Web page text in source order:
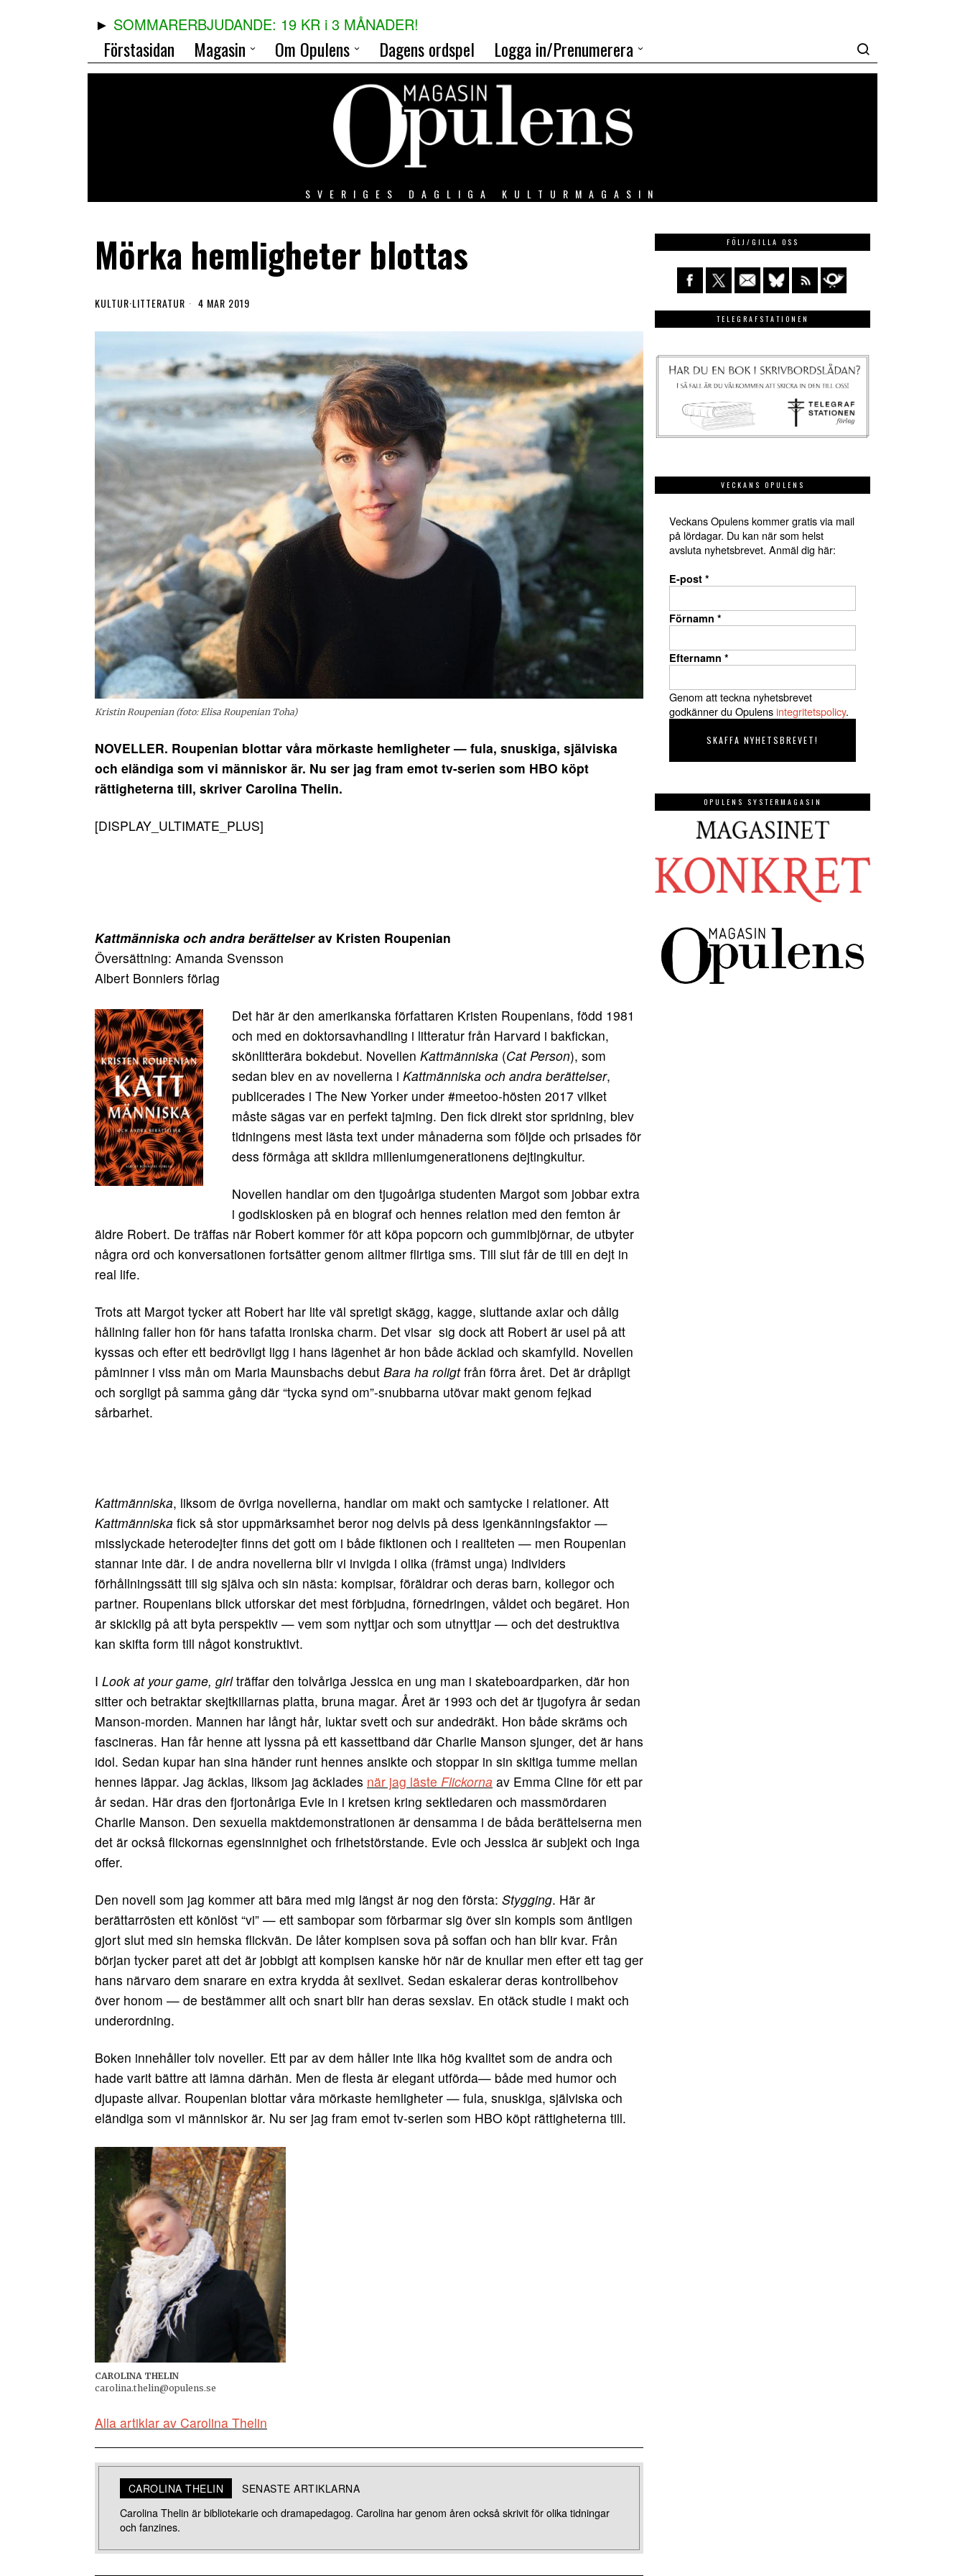
SOMMARERBJUDANDE: 19 KR i 3 MÅNADER!
Förstasidan Magasin Om Opulens Dagens ordspel Logga in/Prenumerera
SVERIGES DAGLIGA KULTURMAGASIN
Mörka hemligheter blottas
KULTUR·LITTERATUR 4 MAR 2019
Kristin Roupenian (foto: Elisa Roupenian Toha)
NOVELLER. Roupenian blottar våra mörkaste hemligheter — fula, snuskiga, själviska
och eländiga som vi människor är. Nu ser jag fram emot tv-serien som HBO köpt
rättigheterna till, skriver Carolina Thelin.
[DISPLAY_ULTIMATE_PLUS]
Kattmänniska och andra berättelserav Kristen Roupenian
Översättning: Amanda Svensson
Albert Bonniers förlag
Det här är den amerikanska författaren Kristen Roupenians, född 1981
och med en doktorsavhandling i litteratur från Harvard i bakfickan,
skönlitterära bokdebut. Novellen Kattmänniska (Cat Person), som
sedan blev en av novellerna i Kattmänniska och andra berättelser,
publicerades i The New Yorker under #meetoo-hösten 2017 vilket
måste sägas var en perfekt tajming. Den fick direkt stor spridning, blev
tidningens mest lästa text under månaderna som följde och prisades för
dess förmåga att skildra milleniumgenerationens dejtingkultur.
Novellen handlar om den tjugoåriga studenten Margot som jobbar extra
i godiskiosken på en biograf och hennes relation med den femton år
äldre Robert. De träffas när Robert kommer för att köpa popcorn och gummibjörnar, de utbyter
några ord och konversationen fortsätter genom alltmer flirtiga sms. Till slut får de till en dejt in
real life.
Trots att Margot tycker att Robert har lite väl spretigt skägg, kagge, sluttande axlar och dålig
hållning faller hon för hans tafatta ironiska charm. Det visar sig dock att Robert är usel på att
kyssas och efter ett bedrövligt ligg i hans lägenhet är hon både äcklad och skamfylld. Novellen
påminner i viss mån om Maria Maunsbachs debut Bara ha roligtfrån förra året. Det är dråpligt
och sorgligt på samma gång där “tycka synd om”-snubbarna utövar makt genom fejkad
sårbarhet.
Kattmänniska, liksom de övriga novellerna, handlar om makt och samtycke i relationer. Att
Kattmänniska fick så stor uppmärksamhet beror nog delvis på dess igenkänningsfaktor —
misslyckade heterodejter finns det gott om i både fiktionen och i realiteten — men Roupenian
stannar inte där. I de andra novellerna blir vi invigda i olika (främst unga) individers
förhållningssätt till sig själva och sin nästa: kompisar, föräldrar och deras barn, kollegor och
partner. Roupenians blick utforskar det mest förbjudna, förnedringen, våldet och begäret. Hon
är skicklig på att byta perspektiv — vem som nyttjar och som utnyttjar — och det destruktiva
kan skifta form till något konstruktivt.
I Look at your game, girlträffar den tolvåriga Jessica en ung man i skateboardparken, där hon
sitter och betraktar skejtkillarnas platta, bruna magar. Året är 1993 och det är tjugofyra år sedan
Manson-morden. Mannen har långt hår, luktar svett och sur andedräkt. Hon både skräms och
fascineras. Han får henne att lyssna på ett kassettband där Charlie Manson sjunger, det är hans
idol. Sedan kupar han sina händer runt hennes ansikte och stoppar in sin skitiga tumme mellan
hennes läppar. Jag äcklas, liksom jag äcklades när jag läste Flickorna av Emma Cline för ett par
år sedan. Här dras den fjortonåriga Evie in i kretsen kring sektledaren och massmördaren
Charlie Manson. Den sexuella maktdemonstrationen är densamma i de båda berättelserna men
det är också flickornas egensinnighet och frihetstörstande. Evie och Jessica är subjekt och inga
offer.
Den novell som jag kommer att bära med mig längst är nog den första: Stygging. Här är
berättarrösten ett könlöst “vi” — ett sambopar som förbarmar sig över sin kompis som äntligen
gjort slut med sin hemska flickvän. De låter kompisen sova på soffan och han blir kvar. Från
början tycker paret att det är jobbigt att kompisen kanske hör när de knullar men efter ett tag ger
hans närvaro dem snarare en extra krydda åt sexlivet. Sedan eskalerar deras kontrollbehov
över honom — de bestämmer allt och snart blir han deras sexslav. En otäck studie i makt och
underordning.
Boken innehåller tolv noveller. Ett par av dem håller inte lika hög kvalitet som de andra och
hade varit bättre att lämna därhän. Men de flesta är elegant utförda— både med humor och
djupaste allvar. Roupenian blottar våra mörkaste hemligheter — fula, snuskiga, själviska och
eländiga som vi människor är. Nu ser jag fram emot tv-serien som HBO köpt rättigheterna till.
CAROLINA THELIN
carolina.thelin@opulens.se
Alla artiklar av Carolina Thelin
CAROLINA THELIN SENASTE ARTIKLARNA
Carolina Thelin är bibliotekarie och dramapedagog. Carolina har genom åren också skrivit för olika tidningar
och fanzines.
FÖLJ/GILLA OSS
TELEGRAFSTATIONEN
VECKANS OPULENS
Veckans Opulens kommer gratis via mail
på lördagar. Du kan när som helst
avsluta nyhetsbrevet. Anmäl dig här:
E-post *
Förnamn *
Efternamn *
Genom att teckna nyhetsbrevet
godkänner du Opulensintegritetspolicy.
OPULENS SYSTERMAGASIN